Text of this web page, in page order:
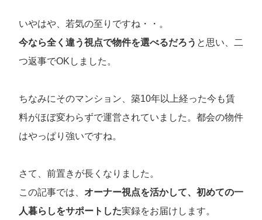
いやはや、若気の至りですね・・。
今なら全く違う視点で物件を選べるだろう と思い、二
つ返事でOKしました。
ちなみにそのマンション、築10年以上経った今も賃
料がほぼ変わらずで運営されていました。都会の物件
はやっぱり強いですね。
さて、前置きが長くなりました。
この記事では、 オーナー視点を活かして、初めての一
人暮らしをサポートした実録をお届けします。